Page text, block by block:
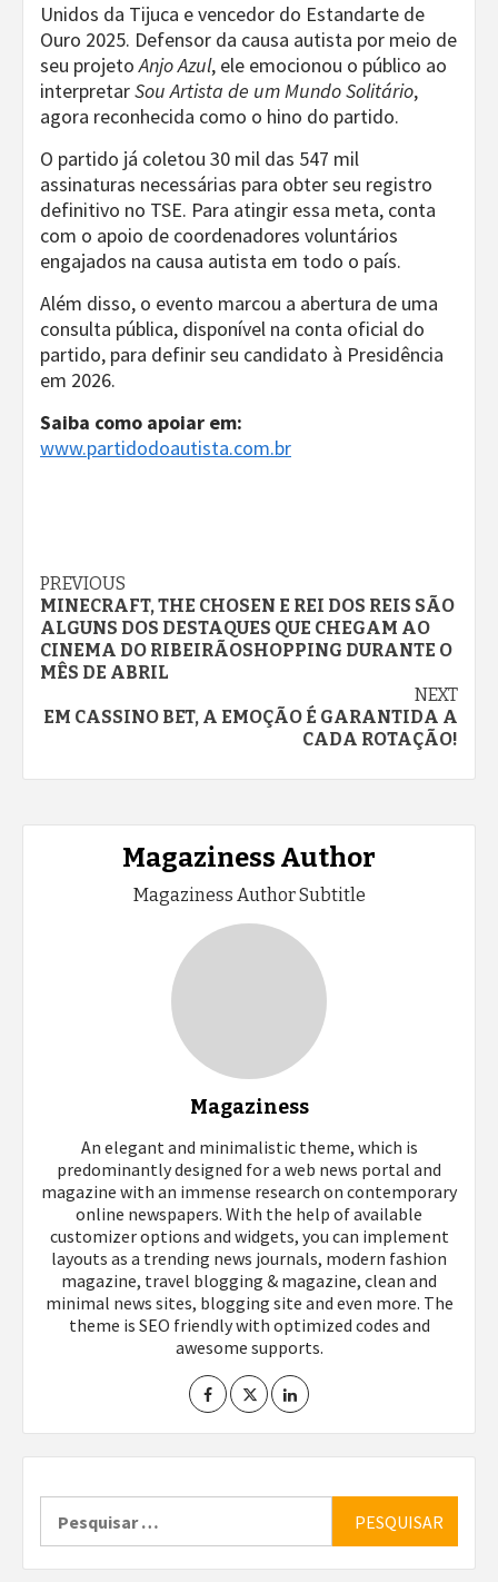
Unidos da Tijuca e vencedor do Estandarte de
Ouro 2025. Defensor da causa autista por meio de
seu projetoAnjo Azul, ele emocionou o público ao
interpretarSou Artista de um Mundo Solitário,
agora reconhecida como o hino do partido.
O partido já coletou 30 mil das 547 mil
assinaturas necessárias para obter seu registro
definitivo no TSE. Para atingir essa meta, conta
com o apoio de coordenadores voluntários
engajados na causa autista em todo o país.
Além disso, o evento marcou a abertura de uma
consulta pública, disponível na conta oficial do
partido, para definir seu candidato à Presidência
em 2026.
Saiba como apoiar em:
www.partidodoautista.com.br
Continue
Reading
PREVIOUS
MINECRAFT, THE CHOSEN E REI DOS REIS SÃO
ALGUNS DOS DESTAQUES QUE CHEGAM AO
CINEMA DO RIBEIRÃOSHOPPING DURANTE O
MÊS DE ABRIL
NEXT
EM CASSINO BET, A EMOÇÃO É GARANTIDA A
CADA ROTAÇÃO!
Magaziness Author
Magaziness Author Subtitle
Magaziness
An elegant and minimalistic theme, which is
predominantly designed for a web news portal and
magazine with an immense research on contemporary
online newspapers. With the help of available
customizer options and widgets, you can implement
layouts as a trending news journals, modern fashion
magazine, travel blogging & magazine, clean and
minimal news sites, blogging site and even more. The
theme is SEO friendly with optimized codes and
awesome supports.
por: